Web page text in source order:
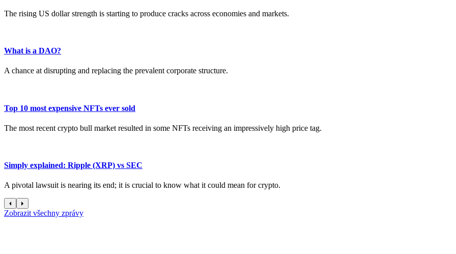
The rising US dollar strength is starting to produce cracks across economies and markets.
What is a DAO?
A chance at disrupting and replacing the prevalent corporate structure.
Top 10 most expensive NFTs ever sold
The most recent crypto bull market resulted in some NFTs receiving an impressively high price tag.
Simply explained: Ripple (XRP) vs SEC
A pivotal lawsuit is nearing its end; it is crucial to know what it could mean for crypto.
Zobrazit všechny zprávy